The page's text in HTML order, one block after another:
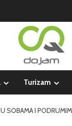
Turizam
SOBAMA I